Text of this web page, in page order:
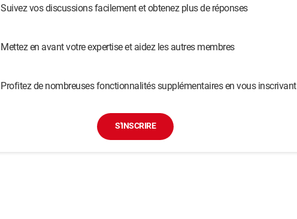
Suivez vos discussions facilement et obtenez plus de réponses
Mettez en avant votre expertise et aidez les autres membres
Profitez de nombreuses fonctionnalités supplémentaires en vous inscrivant
S'INSCRIRE